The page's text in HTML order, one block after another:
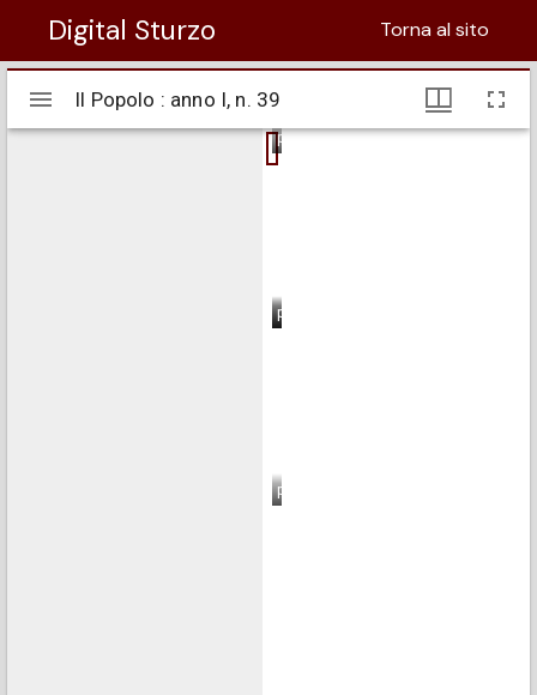
Digital Sturzo Torna al sito
Visualizzatore
Mirador
Il Popolo : anno I, n. 39
pagina 1
pagina 2
pagina 3
pagina 4
Il Popolo : anno I, n. 39